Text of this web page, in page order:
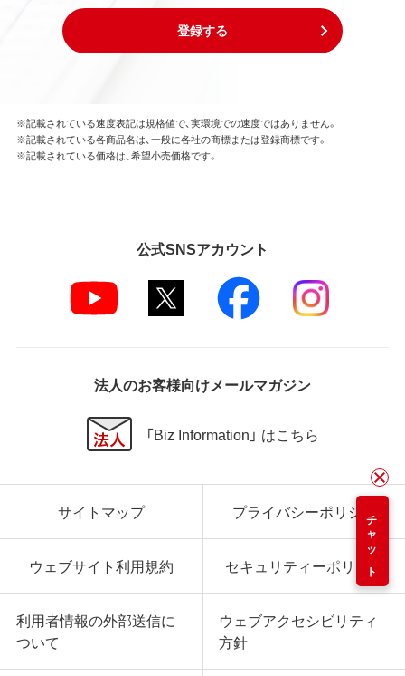
登録する
チャット
※記載されている速度表記は規格値で、実環境での速度ではありません。
※記載されている各商品名は、一般に各社の商標または登録商標です。
※記載されている価格は、希望小売価格です。
公式SNSアカウント
法人のお客様向けメールマガジン
「Biz Information」 はこちら
サイトマップ プライバシーポリシー
ウェブサイト利用規約 セキュリティーポリシー
利用者情報の外部送信に
ついて
ウェブアクセシビリティ
方針